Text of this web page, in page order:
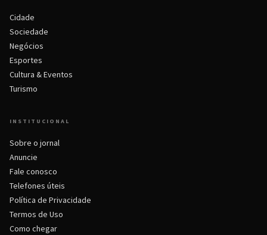
Cidade
Sociedade
Negócios
Esportes
Cultura & Eventos
Turismo
INSTITUCIONAL
Sobre o jornal
Anuncie
Fale conosco
Telefones úteis
Política de Privacidade
Termos de Uso
Como chegar